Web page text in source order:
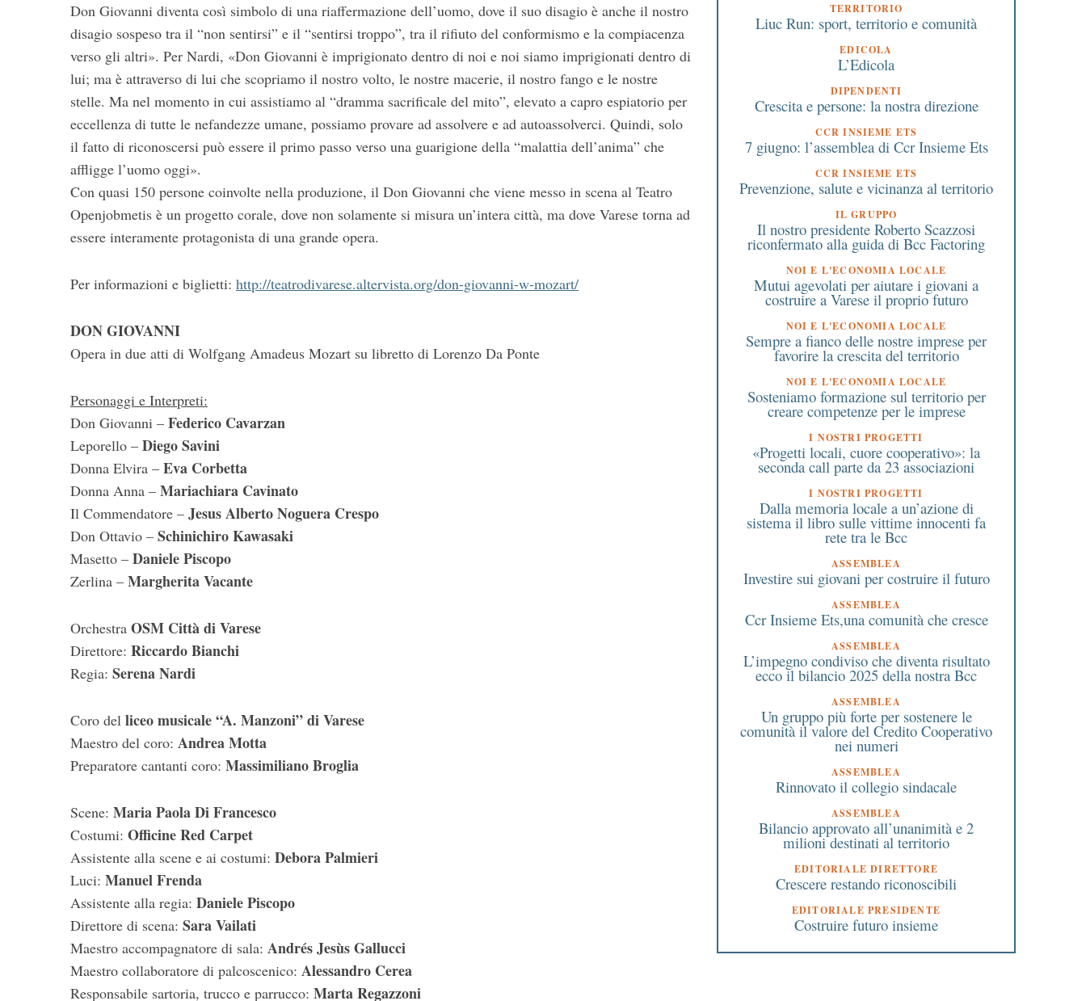
Don Giovanni diventa così simbolo di una riaffermazione dell’uomo, dove il suo disagio è anche il nostro
disagio sospeso tra il “non sentirsi” e il “sentirsi troppo”, tra il rifiuto del conformismo e la compiacenza
verso gli altri». Per Nardi, «Don Giovanni è imprigionato dentro di noi e noi siamo imprigionati dentro di
lui; ma è attraverso di lui che scopriamo il nostro volto, le nostre macerie, il nostro fango e le nostre
stelle. Ma nel momento in cui assistiamo al “dramma sacrificale del mito”, elevato a capro espiatorio per
eccellenza di tutte le nefandezze umane, possiamo provare ad assolvere e ad autoassolverci. Quindi, solo
il fatto di riconoscersi può essere il primo passo verso una guarigione della “malattia dell’anima” che
affligge l’uomo oggi».
Con quasi 150 persone coinvolte nella produzione, il Don Giovanni che viene messo in scena al Teatro
Openjobmetis è un progetto corale, dove non solamente si misura un’intera città, ma dove Varese torna ad
essere interamente protagonista di una grande opera.
Per informazioni e biglietti: http://teatrodivarese.altervista.org/don-giovanni-w-mozart/
DON GIOVANNI
Opera in due atti di Wolfgang Amadeus Mozart su libretto di Lorenzo Da Ponte
Personaggi e Interpreti:
Don Giovanni – Federico Cavarzan
Leporello – Diego Savini
Donna Elvira – Eva Corbetta
Donna Anna – Mariachiara Cavinato
Il Commendatore – Jesus Alberto Noguera Crespo
Don Ottavio – Schinichiro Kawasaki
Masetto – Daniele Piscopo
Zerlina – Margherita Vacante
Orchestra OSM Città di Varese
Direttore: Riccardo Bianchi
Regia: Serena Nardi
Coro del liceo musicale “A. Manzoni” di Varese
Maestro del coro: Andrea Motta
Preparatore cantanti coro: Massimiliano Broglia
Scene: Maria Paola Di Francesco
Costumi: Officine Red Carpet
Assistente alla scene e ai costumi: Debora Palmieri
Luci: Manuel Frenda
Assistente alla regia: Daniele Piscopo
Direttore di scena: Sara Vailati
Maestro accompagnatore di sala: Andrés Jesùs Gallucci
Maestro collaboratore di palcoscenico: Alessandro Cerea
Responsabile sartoria, trucco e parrucco: Marta Regazzoni
TERRITORIO
Liuc Run: sport, territorio e comunità
EDICOLA
L’Edicola
DIPENDENTI
Crescita e persone: la nostra direzione
CCR INSIEME ETS
7 giugno: l’assemblea di Ccr Insieme Ets
CCR INSIEME ETS
Prevenzione, salute e vicinanza al territorio
IL GRUPPO
Il nostro presidente Roberto Scazzosi
riconfermato alla guida di Bcc Factoring
NOI E L'ECONOMIA LOCALE
Mutui agevolati per aiutare i giovani a
costruire a Varese il proprio futuro
NOI E L'ECONOMIA LOCALE
Sempre a fianco delle nostre imprese per
favorire la crescita del territorio
NOI E L'ECONOMIA LOCALE
Sosteniamo formazione sul territorio per
creare competenze per le imprese
I NOSTRI PROGETTI
«Progetti locali, cuore cooperativo»: la
seconda call parte da 23 associazioni
I NOSTRI PROGETTI
Dalla memoria locale a un’azione di
sistema il libro sulle vittime innocenti fa
rete tra le Bcc
ASSEMBLEA
Investire sui giovani per costruire il futuro
ASSEMBLEA
Ccr Insieme Ets,una comunità che cresce
ASSEMBLEA
L’impegno condiviso che diventa risultato
ecco il bilancio 2025 della nostra Bcc
ASSEMBLEA
Un gruppo più forte per sostenere le
comunità il valore del Credito Cooperativo
nei numeri
ASSEMBLEA
Rinnovato il collegio sindacale
ASSEMBLEA
Bilancio approvato all’unanimità e 2
milioni destinati al territorio
EDITORIALE DIRETTORE
Crescere restando riconoscibili
EDITORIALE PRESIDENTE
Costruire futuro insieme